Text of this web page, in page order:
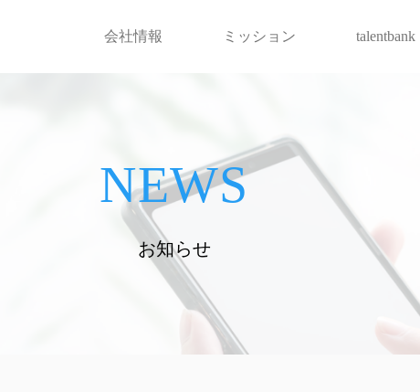
会社情報 ミッション talentbank
NEWS
お知らせ